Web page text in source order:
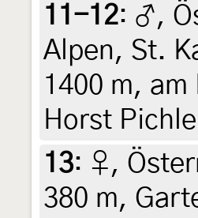
11-12: ♂,
Alpen, St.
1400 m,
Horst
13: ♀,
380 m,